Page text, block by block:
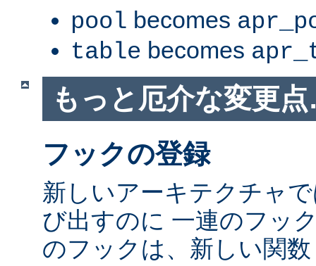
pool becomes
table becomes
もっと厄介な変更
フックの登録
新しいアーキテクチャ
び出すのに 一連のフッ
のフックは、新しい関